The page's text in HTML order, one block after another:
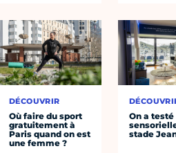
DÉCOUVRIR
Où faire du sport
gratuitement à
Paris quand on est
une femme ?
On a
stade